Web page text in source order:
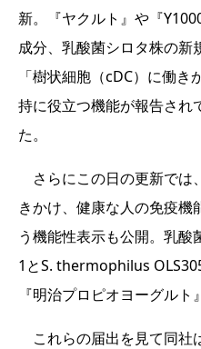
新。『ヤクルト』や『
成分、乳酸菌シロタ株の新
「樹状細胞（cDC）に働
持に役立つ機能が報告され
た。
さらにこの日の更新では
きかけ、健康な人の免疫機
う機能性表示も公開。乳
1とS. thermophilus
『明治プロピオヨーグルト
これらの届出を見て同社